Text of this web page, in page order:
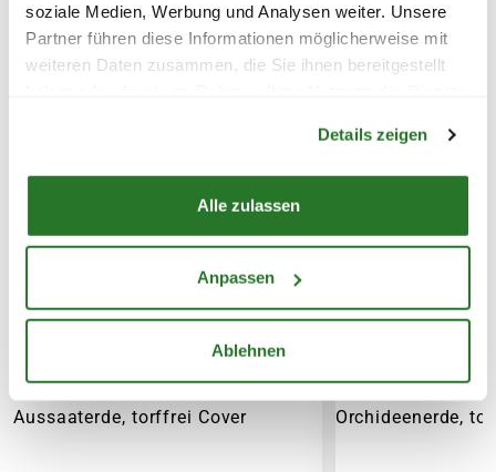
soziale Medien, Werbung und Analysen weiter. Unsere
Partner führen diese Informationen möglicherweise mit
weiteren Daten zusammen, die Sie ihnen bereitgestellt
Details zeigen
Alle zulassen
Anpassen
Ablehnen
11,99
inkl. MwSt.zzgl. Versandkosten
16,99
inkl. MwSt. zzgl.
WEITERE PRODUKTE